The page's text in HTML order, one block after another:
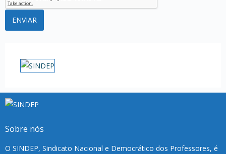
Sobre nós
O SINDEP, Sindicato Nacional e Democrático dos Professores, é